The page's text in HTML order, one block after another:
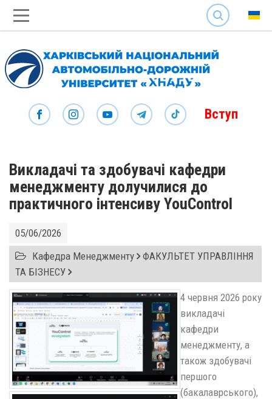
SEARCH
Вступ
Викладачі та здобувачі кафедри
менеджменту долучилися до
практичного інтенсиву YouControl
05/06/2026
Кафедра Менеджменту ФАКУЛЬТЕТ УПРАВЛІННЯ
ТА БІЗНЕСУ
4 червня 2026 року
викладачі
кафедри
менеджменту, а
також здобувачі
першого
(бакалаврського),